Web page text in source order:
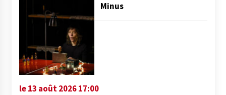
Minus
le 13 août 2026 17:00